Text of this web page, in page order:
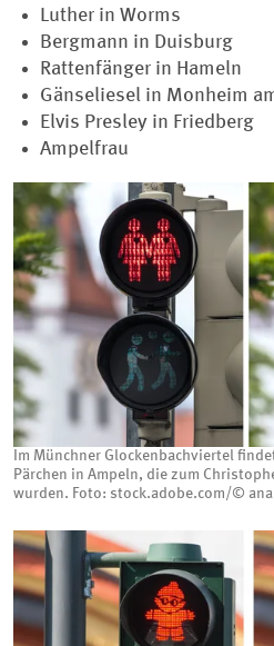
Luther in Worms
Bergmann in Duisburg
Rattenfänger in Hameln
Gänseliesel in Monheim
Elvis Presley in Friedberg
Ampelfrau
Im Münchner Glockenbachviertel
Pärchen in Ampeln, die zum
wurden. Foto: stock.adobe.com/©